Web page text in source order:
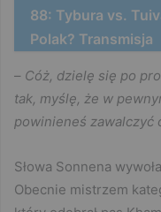
88: Tybura vs.
Polak? Transmisja
– Cóż, dzielę się po
tak, myślę, że w
powinieneś zawalczyć
Słowa Sonnena
Obecnie mistrzem